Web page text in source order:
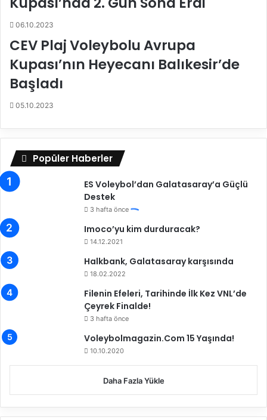
h
i
y
e
06.10.2023
CEV Plaj Voleybolu Avrupa
Kupası’nın Heyecanı Balıkesir’de
Başladı
05.10.2023
Popüler Haberler
ES Voleybol’dan Galatasaray’a Güçlü
Destek
3 hafta önce
Imoco’yu kim durduracak?
14.12.2021
Halkbank, Galatasaray karşısında
18.02.2022
Filenin Efeleri, Tarihinde İlk Kez VNL’de
Çeyrek Finalde!
3 hafta önce
Voleybolmagazin.Com 15 Yaşında!
10.10.2020
Daha Fazla Yükle